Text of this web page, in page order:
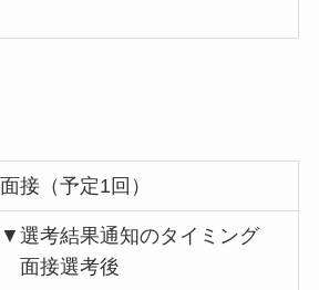
面接（予定1回）
▼選考結果通知のタイミング
面接選考後